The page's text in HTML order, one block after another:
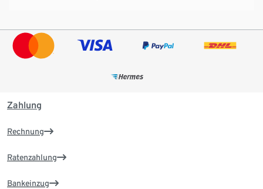
Zahlung
Rechnung
Ratenzahlung
Bankeinzug